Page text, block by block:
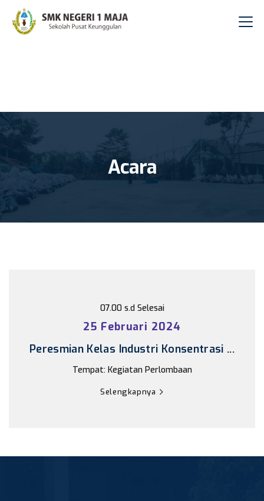
Acara
07.00 s.d Selesai
25 Februari 2024
Peresmian Kelas Industri Konsentrasi ...
Tempat: Kegiatan Perlombaan
Selengkapnya